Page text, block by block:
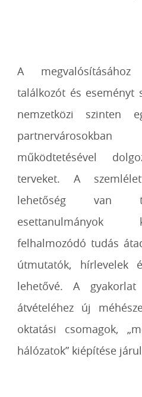
A
találkozót és eseményt
nemzetközi szinten
működtetésével
terveket. A
lehetőség van
esettanulmányok
felhalmozódó tudás
útmutatók, hírlevelek
lehetővé. A gyakorlat
átvételéhez új
oktatási csomagok,
hálózatok” kiépítése